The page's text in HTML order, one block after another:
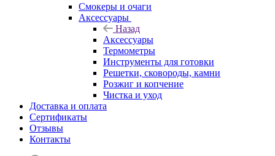
Смокеры и очаги
Аксессуары
Назад
Аксессуары
Термометры
Инструменты для готовки
Решетки, сковороды, камни
Розжиг и копчение
Чистка и уход
Доставка и оплата
Сертификаты
Отзывы
Контакты